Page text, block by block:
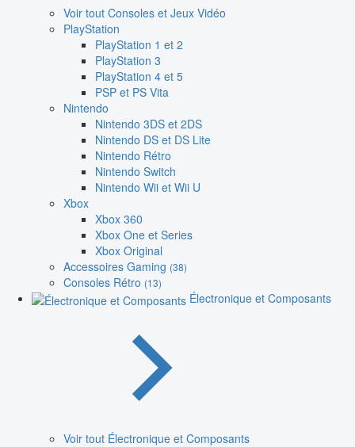
Voir tout Consoles et Jeux Vidéo
PlayStation
PlayStation 1 et 2
PlayStation 3
PlayStation 4 et 5
PSP et PS Vita
Nintendo
Nintendo 3DS et 2DS
Nintendo DS et DS Lite
Nintendo Rétro
Nintendo Switch
Nintendo Wii et Wii U
Xbox
Xbox 360
Xbox One et Series
Xbox Original
Accessoires Gaming (38)
Consoles Rétro (13)
Électronique et Composants
Voir tout Électronique et Composants